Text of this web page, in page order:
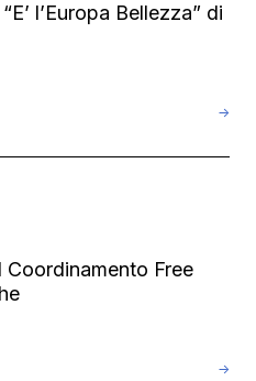
l’Europa Bellezza” di
→
Coordinamento Free
→